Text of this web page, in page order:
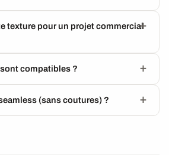
texture pour un projet commercial
compatibles ?
(sans coutures) ?